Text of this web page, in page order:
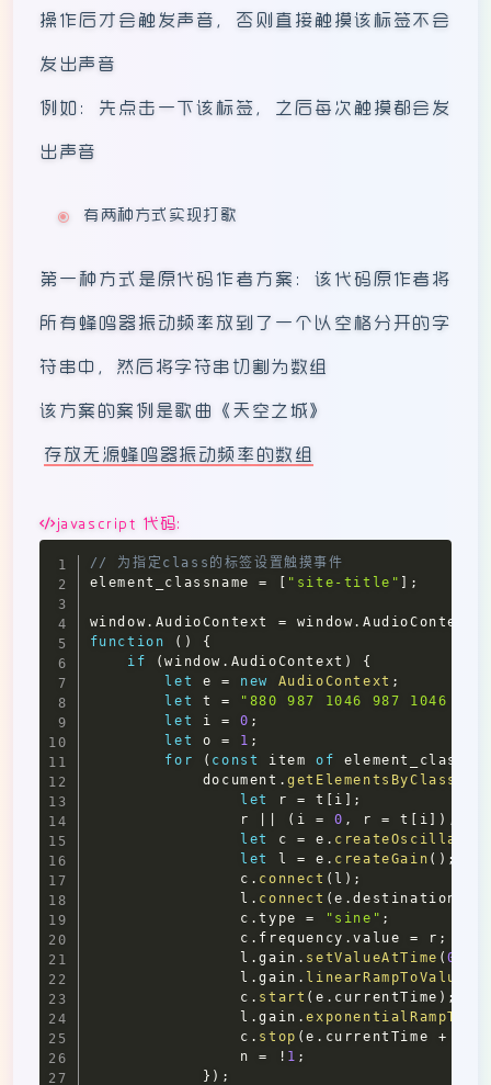
操作后才会触发声音，否则直接触摸该标签不会
发出声音
例如：先点击一下该标签，之后每次触摸都会发
出声音
有两种方式实现打歌
第一种方式是原代码作者方案：该代码原作者将
所有蜂鸣器振动频率放到了一个以空格分开的字
符串中，然后将字符串切割为数组
该方案的案例是歌曲《天空之城》
存放无源蜂鸣器振动频率的数组
javascript 代码:
// 为指定class的标签设置触摸事件
element_classname = "site-title" ;
window. AudioContext = window.AudioContext
function
( )
{
if
(window . AudioContext )
{
let
e = new AudioContext ;
let
t =
"880 987 1046 987 1046
let
i = 0 ;
let
o = 1 ;
for
( const item of
document .
let
r = t i
;
                r
( i = 0 , r = t i ) ,
let
c = e . createOscillator
let
l = e . createGain ( ) ;
                c
. connect ( l ) ;
                l
. connect (e .destination
                c
.type = "sine" ;
                c
. frequency .value = r ;
                l
.gain . setValueAtTime (0
                l
.gain .
                c
. start (e . currentTime ) ;
                l
.gain .
                c
. stop (e . currentTime +
                n
= ! 1 ;
} ) ;